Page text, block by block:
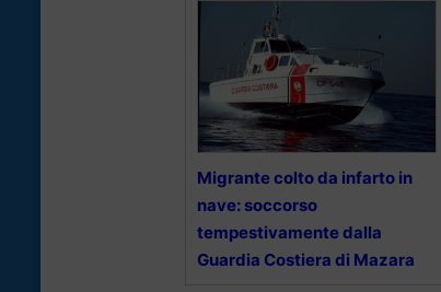
Migrante colto da infarto in
nave: soccorso
tempestivamente dalla
Guardia Costiera di Mazara